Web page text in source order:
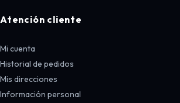
Atención cliente
Mi cuenta
Historial de pedidos
Mis direcciones
Información personal